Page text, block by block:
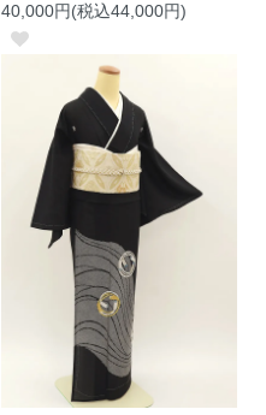
40,000円(税込44,000円)